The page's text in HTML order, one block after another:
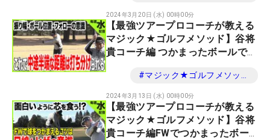
2024年3月20日 (水) 00時00分
【最強ツアープロコーチが教える
マジック★ゴルフメソッド】谷将
貴コーチ編 つかまったボールで番
#マジック★ゴルフメソッド
2024年3月13日 (水) 00時00分
【最強ツアープロコーチが教える
マジック★ゴルフメソッド】谷将
貴コーチ編FWでつかまったボー